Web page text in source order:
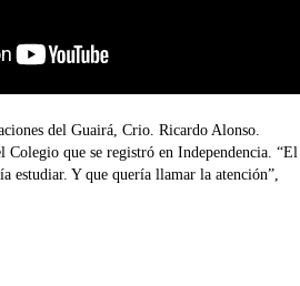
del Guairá, Crio. Ricardo Alonso.
Colegio que se registró en Independencia. “El
estudiar. Y que quería llamar la atención”,